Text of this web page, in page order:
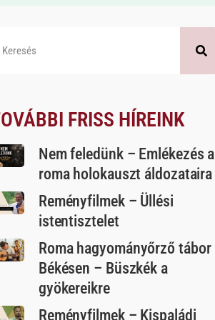
FRISS HÍREINK
Nem feledünk – Emlékezés a
roma holokauszt áldozataira
Reményfilmek – Üllési
istentisztelet
Roma hagyományőrző tábor
Békésen – Büszkék a
gyökereikre
Reményfilmek – Kispaládi